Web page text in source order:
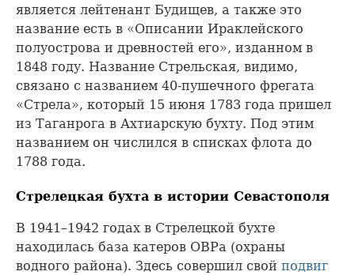
является лейтенант Будищев, а также это
название есть в «Описании Ираклейского
полуострова и древностей его», изданном в
1848 году. Название Стрельская, видимо,
связано с названием 40-пушечного фрегата
«Стрела», который 15 июня 1783 года пришел
из Таганрога в Ахтиарскую бухту. Под этим
названием он числился в списках флота до
1788 года.
Стрелецкая бухта в истории Севастополя
В 1941–1942 годах в Стрелецкой бухте
находилась база катеров ОВРа (охраны
водного района). Здесь совершил свой подвиг